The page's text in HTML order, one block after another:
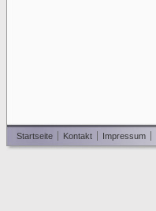
Startseite Kontakt Impressum